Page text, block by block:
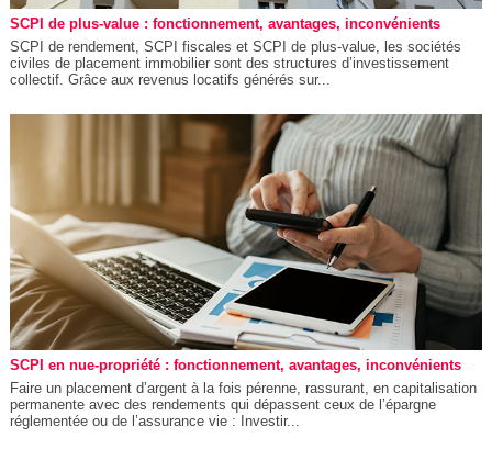
SCPI de plus-value : fonctionnement, avantages, inconvénients
SCPI de rendement, SCPI fiscales et SCPI de plus-value, les sociétés
civiles de placement immobilier sont des structures d’investissement
collectif. Grâce aux revenus locatifs générés sur...
SCPI en nue-propriété : fonctionnement, avantages, inconvénients
Faire un placement d’argent à la fois pérenne, rassurant, en capitalisation
permanente avec des rendements qui dépassent ceux de l’épargne
réglementée ou de l’assurance vie : Investir...